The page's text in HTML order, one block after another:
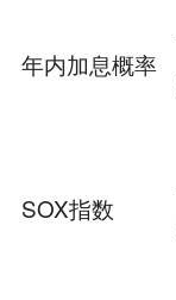
年内加息概率
SOX指数